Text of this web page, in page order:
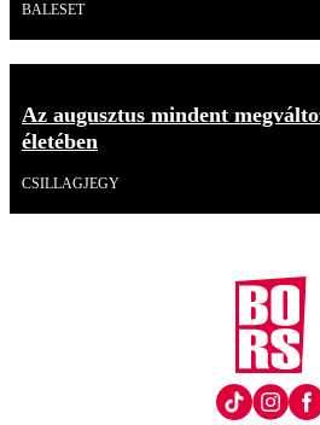
BALESET
Az augusztus mindent
életében
CSILLAGJEGY